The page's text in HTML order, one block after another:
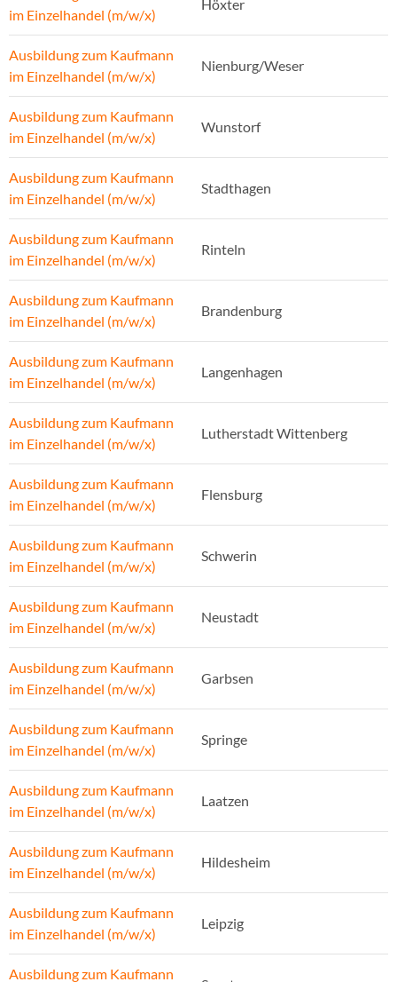
im Einzelhandel (m/w/x)
Höxter
Ausbildung zum Kaufmann
im Einzelhandel (m/w/x)
Nienburg/Weser
Ausbildung zum Kaufmann
im Einzelhandel (m/w/x)
Wunstorf
Ausbildung zum Kaufmann
im Einzelhandel (m/w/x)
Stadthagen
Ausbildung zum Kaufmann
im Einzelhandel (m/w/x)
Rinteln
Ausbildung zum Kaufmann
im Einzelhandel (m/w/x)
Brandenburg
Ausbildung zum Kaufmann
im Einzelhandel (m/w/x)
Langenhagen
Ausbildung zum Kaufmann
im Einzelhandel (m/w/x)
Lutherstadt Wittenberg
Ausbildung zum Kaufmann
im Einzelhandel (m/w/x)
Flensburg
Ausbildung zum Kaufmann
im Einzelhandel (m/w/x)
Schwerin
Ausbildung zum Kaufmann
im Einzelhandel (m/w/x)
Neustadt
Ausbildung zum Kaufmann
im Einzelhandel (m/w/x)
Garbsen
Ausbildung zum Kaufmann
im Einzelhandel (m/w/x)
Springe
Ausbildung zum Kaufmann
im Einzelhandel (m/w/x)
Laatzen
Ausbildung zum Kaufmann
im Einzelhandel (m/w/x)
Hildesheim
Ausbildung zum Kaufmann
im Einzelhandel (m/w/x)
Leipzig
Ausbildung zum Kaufmann